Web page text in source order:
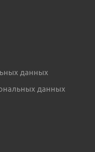
данных
данных